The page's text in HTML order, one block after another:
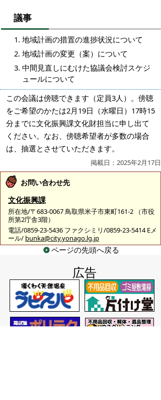
議事
地域計画の措置の進捗状況について
地域計画の変更（案）について
中間見直しにむけた協議会検討スケジ
ュールについて
この会議は傍聴できます（定員3人）。傍聴
をご希望のかたは2月19日（水曜日）17時15
分までに文化振興課文化財担当に申し出て
ください。なお、傍聴希望者が多数の場合
は、抽選とさせていただきます。
掲載日：2025年2月17日
お問い合わせ先
文化振興課
所在地/〒683-0067 鳥取県米子市東町161-2 （市役
所第2庁舎3階）
電話/0859-23-5436 ファクシミリ/0859-23-5414 Eメ
ール/ bunka@city.yonago.lg.jp
ページの先頭へ戻る
広告